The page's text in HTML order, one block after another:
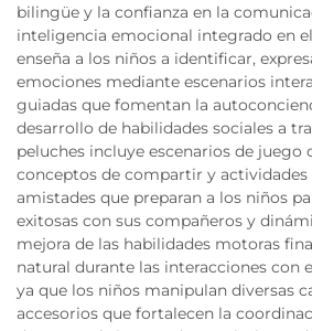
bilingüe y la confianza en la
inteligencia emocional integrado en
enseña a los niños a identificar,
emociones mediante escenarios
guiadas que fomentan la
desarrollo de habilidades sociales a
peluches incluye escenarios de juego
conceptos de compartir y actividades
amistades que preparan a los niños
exitosas con sus compañeros y
mejora de las habilidades motoras
natural durante las interacciones con
ya que los niños manipulan diversas
accesorios que fortalecen la